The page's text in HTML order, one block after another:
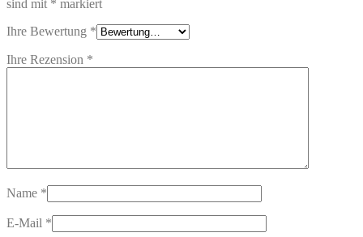
sind mit * markiert
Ihre Bewertung *
Ihre Rezension *
Name *
E-Mail *